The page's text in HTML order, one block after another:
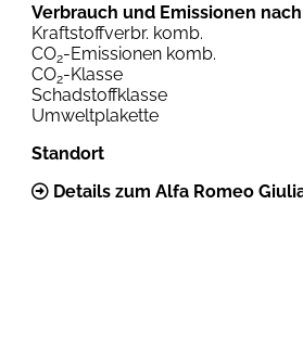
Verbrauch und Emissionen nach
Kraftstoffverbr. komb.
CO2-Emissionen komb.
CO2-Klasse
Schadstoffklasse
Umweltplakette
Standort
Details zum Alfa Romeo